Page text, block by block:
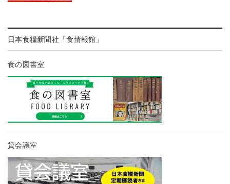
日本食糧新聞社「食情報館」
食の図書室
貸会議室